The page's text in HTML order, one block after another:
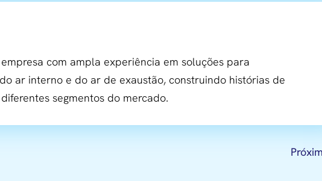
com ampla experiência em soluções para
ar interno e do ar de exaustão, construindo histórias de
segmentos do mercado.